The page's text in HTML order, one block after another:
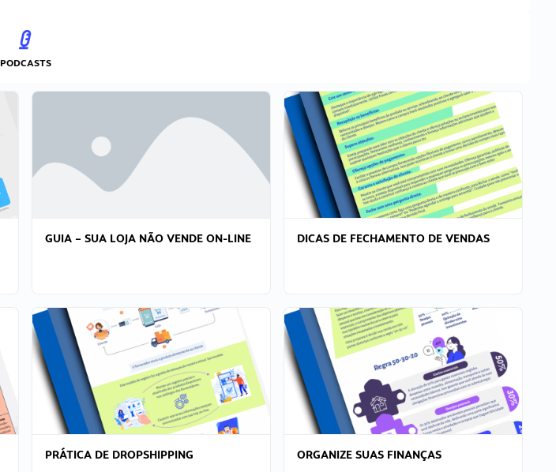
PODCASTS
GUIA – SUA LOJA NÃO VENDE ON-LINE DICAS DE FECHAMENTO DE VENDAS
PRÁTICA DE DROPSHIPPING ORGANIZE SUAS FINANÇAS